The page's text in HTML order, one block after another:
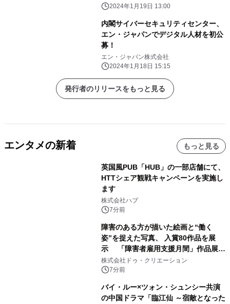
2024年1月19日 13:00
内閣サイバーセキュリティセンター、
エン・ジャパンでデジタル人材を初公
募！
エン・ジャパン株式会社
2024年1月18日 15:15
発行者のリリースをもっと見る
エンタメの新着 もっと見る
英国風PUB「HUB」の一部店舗にて、
HTTシェア観戦キャンペーンを実施し
ます
株式会社ハブ
7分前
障害のある方が描いた絵画と“働く
姿”を捉えた写真、 入賞80作品を展
示 「障害者雇用支援月間」作品展示
会を 東京・愛知で開催
株式会社ドゥ・クリエーション
7分前
バイ・ルー×ツォン・シュンシー共演
の中国ドラマ「臨江仙 ～宿敵となった